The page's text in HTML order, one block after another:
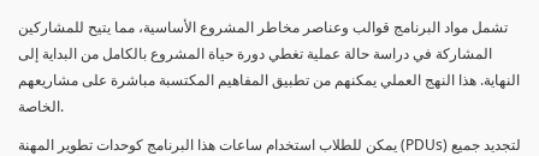
تشمل مواد البرنامج قوالب وعناصر مخاطر المشروع الأساسية، مما يتيح للمشاركين
المشاركة في دراسة حالة عملية تغطي دورة حياة المشروع بالكامل من البداية إلى
النهاية. هذا النهج العملي يمكنهم من تطبيق المفاهيم المكتسبة مباشرة على مشاريعهم
الخاصة.
يمكن للطلاب استخدام ساعات هذا البرنامج كوحدات تطوير المهنة (PDUs) لتجديد جميع